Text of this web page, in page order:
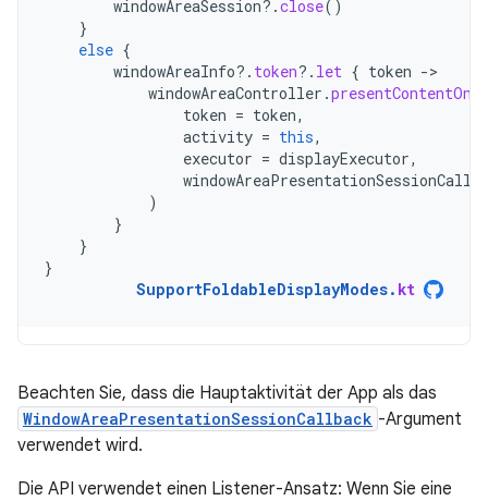
windowAreaSession?.close()
}
else {
windowAreaInfo?. token?. let { token -
windowAreaController .
token = token,
activity = this,
executor = displayExecutor,
)
}
}
}
SupportFoldableDisplayModes. kt
Beachten Sie, dass die Hauptaktivität der App als das
WindowAreaPresentationSessionCallback -Argument
verwendet wird.
Die API verwendet einen Listener-Ansatz: Wenn Sie eine